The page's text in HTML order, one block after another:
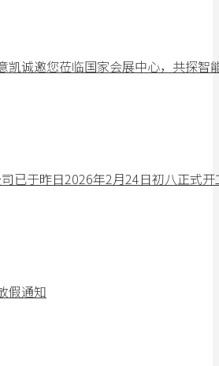
凯诚邀您莅临国家会展中心，共探智
已于昨日2026年2月24日初八正式
假通知